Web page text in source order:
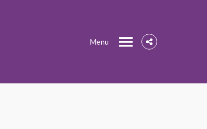
Menu